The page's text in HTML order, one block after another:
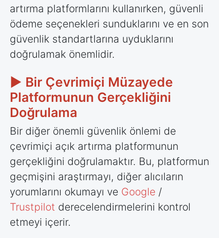
artırma platformlarını kullanırken, güvenli
ödeme seçenekleri sunduklarını ve en son
güvenlik standartlarına uyduklarını
doğrulamak önemlidir.
► Bir Çevrimiçi Müzayede
Platformunun Gerçekliğini
Doğrulama
Bir diğer önemli güvenlik önlemi de
çevrimiçi açık artırma platformunun
gerçekliğini doğrulamaktır. Bu, platformun
geçmişini araştırmayı, diğer alıcıların
yorumlarını okumayı ve Google /
Trustpilot derecelendirmelerini kontrol
etmeyi içerir.